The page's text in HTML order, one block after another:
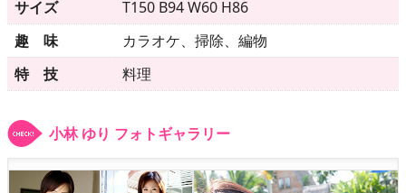
▶ 制作中
▶発売年月日
ご利用ガイド
サイズ
T150 B94 W60 H86
趣 味
カラオケ、掃除、編物
特 技
料理
小林 ゆり フォトギャラリー